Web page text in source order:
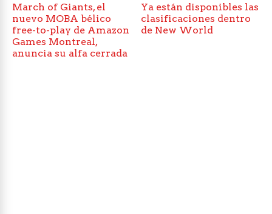
March of Giants, el
nuevo MOBA bélico
free-to-play de Amazon
Games Montreal,
anuncia su alfa cerrada
Ya están disponibles las
clasificaciones dentro
de New World